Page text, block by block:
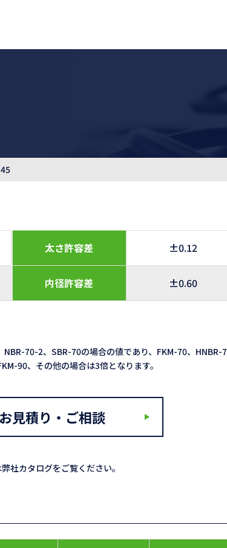
太さ許容差 ±0.12
内径許容差 ±0.60
70-2、SBR-70の場合の値であり、FKM-70、HNBR-
90、その他の場合は3倍となります。
見積り・ご相談
社カタログをご覧ください。